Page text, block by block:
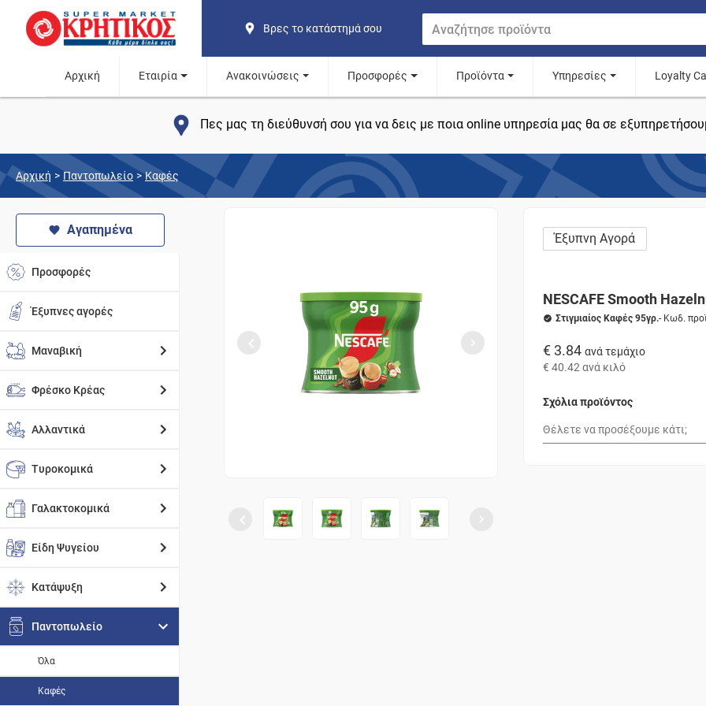
Βρες το κατάστημά σου
Αρχική Εταιρία Ανακοινώσεις Προσφορές Προϊόντα Υπηρεσίες Loyalty
Πες μας τη διεύθυνσή σου για να δεις με ποια online υπηρεσία μας θα σε
Αρχική > Παντοπωλείο > Καφές
Αγαπημένα
Προσφορές
Έξυπνες αγορές
Μαναβική
Φρέσκο Κρέας
Αλλαντικά
Τυροκομικά
Γαλακτοκομικά
Είδη Ψυγείου
Κατάψυξη
Παντοπωλείο
Όλα
Καφές
Έξυπνη Αγορά
NESCAFE Smooth
Στιγμιαίος Καφές 95γρ.- Κωδ.
€ 3.84 ανά τεμάχιο
€ 40.42 ανά κιλό
Σχόλια προϊόντος